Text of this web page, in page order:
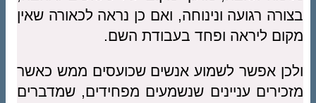
בצורה רגועה ונינוחה, ואם כן נראה לכאורה שאין
מקום ליראה ופחד בעבודת השם.
ולכן אפשר לשמוע אנשים שכועסים ממש כאשר
מזכירים עניינים שנשמעים מפחידים, שמדברים